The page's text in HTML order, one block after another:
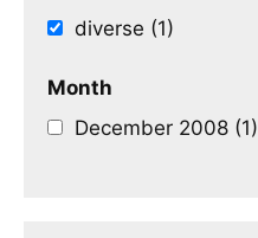
diverse (1)
Month
December 2008 (1)